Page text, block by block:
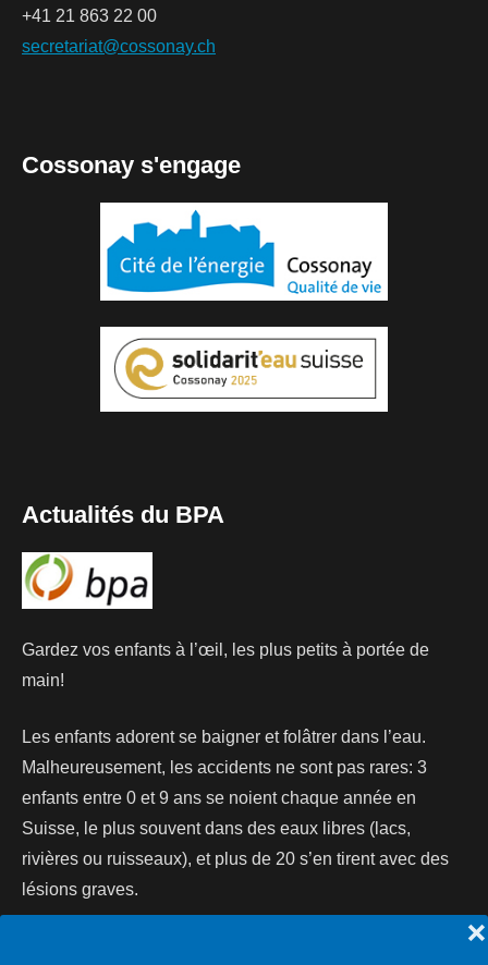
❌
+41 21 863 22 00
secretariat@cossonay.ch
Cossonay s'engage
Actualités du BPA
Gardez vos enfants à l’œil, les plus petits à portée de
main!
Les enfants adorent se baigner et folâtrer dans l’eau.
Malheureusement, les accidents ne sont pas rares: 3
enfants entre 0 et 9 ans se noient chaque année en
Suisse, le plus souvent dans des eaux libres (lacs,
rivières ou ruisseaux), et plus de 20 s’en tirent avec des
lésions graves.